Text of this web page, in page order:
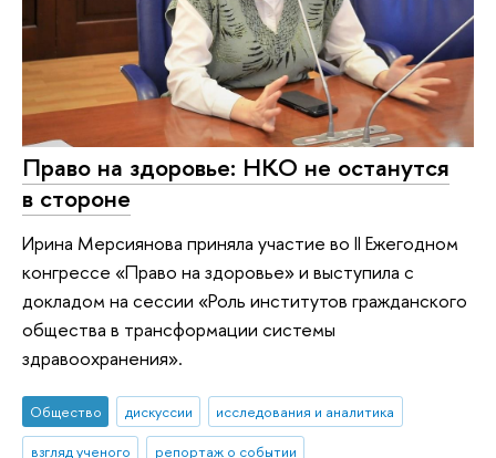
Право на здоровье: НКО не останутся
в стороне
Ирина Мерсиянова приняла участие во II Ежегодном
конгрессе «Право на здоровье» и выступила с
докладом на сессии «Роль институтов гражданского
общества в трансформации системы
здравоохранения».
Общество дискуссии
исследования и аналитика
взгляд ученого
репортаж о событии